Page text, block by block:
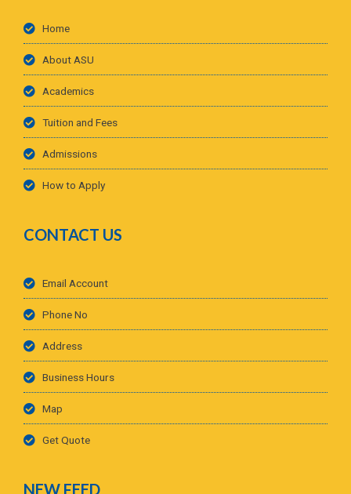
Home
About ASU
Academics
Tuition and Fees
Admissions
How to Apply
CONTACT US
Email Account
Phone No
Address
Business Hours
Map
Get Quote
NEW FEED